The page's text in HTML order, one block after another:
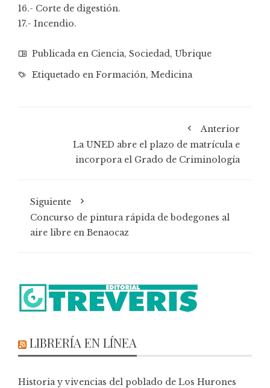
16.- Corte de digestión.
17.- Incendio.
Publicada en Ciencia, Sociedad, Ubrique
Etiquetado en Formación, Medicina
Anterior
La UNED abre el plazo de matrícula e
incorpora el Grado de Criminología
Siguiente
Concurso de pintura rápida de bodegones al
aire libre en Benaocaz
LIBRERÍA EN LÍNEA
Historia y vivencias del poblado de Los Hurones